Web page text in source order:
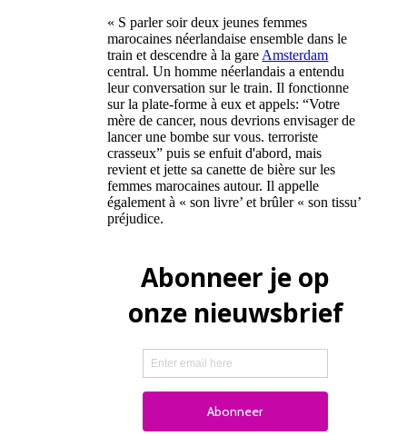
« S parler soir deux jeunes femmes
marocaines néerlandaise ensemble dans le
train et descendre à la gare Amsterdam
central. Un homme néerlandais a entendu
leur conversation sur le train. Il fonctionne
sur la plate-forme à eux et appels: “Votre
mère de cancer, nous devrions envisager de
lancer une bombe sur vous. terroriste
crasseux” puis se enfuit d'abord, mais
revient et jette sa canette de bière sur les
femmes marocaines autour. Il appelle
également à « son livre’ et brûler « son tissu’
préjudice.